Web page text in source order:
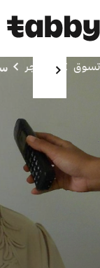
تسوق المتاجر